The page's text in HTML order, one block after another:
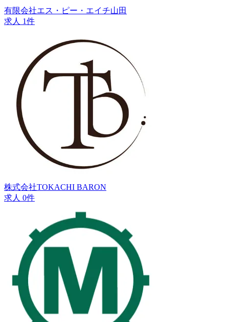
有限会社エス・ピー・エイチ山田
求人 1件
株式会社TOKACHI BARON
求人 0件